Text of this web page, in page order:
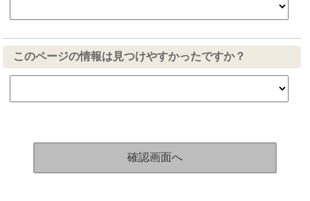
このページの情報は見つけやすかったですか？